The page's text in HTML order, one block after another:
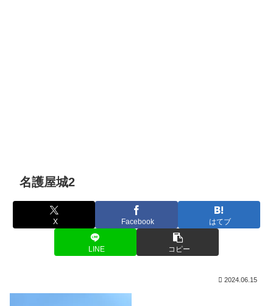
名護屋城2
X Facebook はてブ
LINE コピー
2024.06.15